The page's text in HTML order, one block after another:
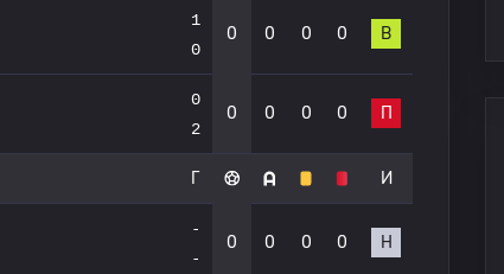
1
0
0 0 0 0 В
0
2
0 0 0 0 П
Г И
-
-
0 0 0 0 Н